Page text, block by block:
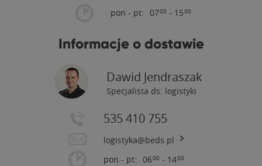
pon - pt: 0700 - 1500
Informacje o dostawie
Dawid Jendraszak
Specjalista ds. logistyki
535 410 755
logistyka@beds.pl
pon - pt: 0600 - 1400